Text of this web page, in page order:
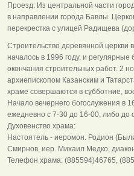
Проезд: Из центральной части
в направлении города Бавлы.
перекрестка с улицей Радищева
Строительство деревянной церкви
началось в 1996 году, и
окончания строительных работ. 2
архиепископом Казанским и
храме совершаются в субботние,
Начало вечернего богослужения в
ежедневно с 7-30 до 16-00, либо до
Духовенство храма:
Настоятель - иеромон. Родион
Смирнов, иер. Михаил Медко,
Телефон храма: (885594)46765,